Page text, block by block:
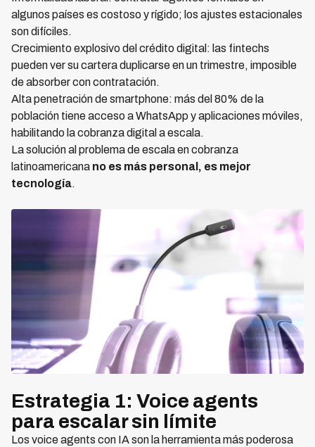
algunos países es costoso y rígido; los ajustes estacionales
son difíciles.
Crecimiento explosivo del crédito digital: las fintechs
pueden ver su cartera duplicarse en un trimestre, imposible
de absorber con contratación.
Alta penetración de smartphone: más del 80% de la
población tiene acceso a WhatsApp y aplicaciones móviles,
habilitando la cobranza digital a escala.
La solución al problema de escala en cobranza
latinoamericana no es más personal, es mejor
tecnología.
Estrategia 1: Voice agents
para escalar sin límite
Los voice agents con IA son la herramienta más poderosa